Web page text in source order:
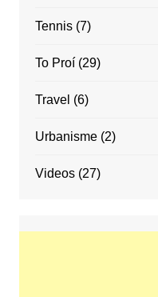
Tennis(7)
To Proí(29)
Travel (6)
Urbanisme(2)
Videos(27)